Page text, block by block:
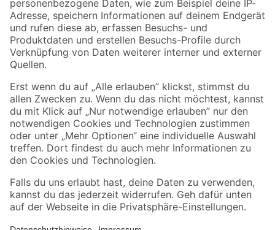
Zahlungsarten Versandarten
Sicher einkaufen
Jetzt die toom-App herunterladen
Alle Preisangaben in EUR inkl. gesetzl. MwSt.. Die dargestellten Angebote sind unter
Umständen nicht in allen Märkten verfügbar. Die angegebenen Verfügbarkeiten beziehen
Produkte nur solange der Vorrat reicht.